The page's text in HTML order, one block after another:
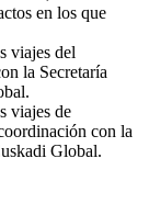
en los que
viajes del
la Secretaría
viajes de
con la
Global.